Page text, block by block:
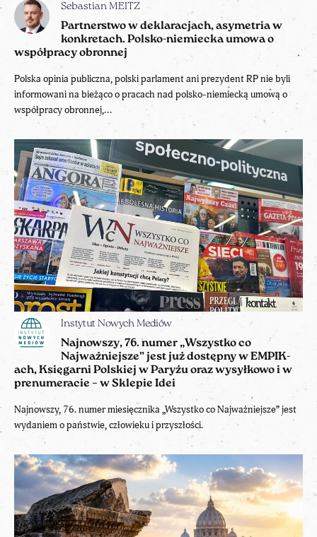
Sebastian MEITZ
Partnerstwo w deklaracjach, asymetria w
konkretach. Polsko-niemiecka umowa o
współpracy obronnej
Polska opinia publiczna, polski parlament ani prezydent RP nie byli
informowani na bieżąco o pracach nad polsko-niemiecką umową o
współpracy obronnej,...
Instytut Nowych Mediów
Najnowszy, 76. numer „Wszystko co
Najważniejsze” jest już dostępny w EMPIK-
ach, Księgarni Polskiej w Paryżu oraz wysyłkowo i w
prenumeracie – w Sklepie Idei
Najnowszy, 76. numer miesięcznika „Wszystko co Najważniejsze” jest
wydaniem o państwie, człowieku i przyszłości.